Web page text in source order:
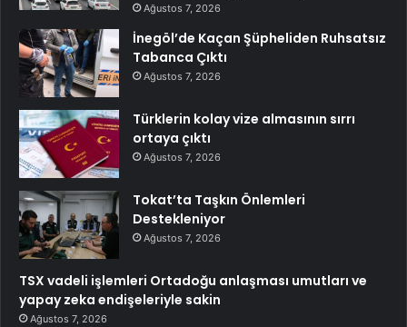
Ağustos 7, 2026
İnegöl’de Kaçan Şüpheliden Ruhsatsız
Tabanca Çıktı
Ağustos 7, 2026
Türklerin kolay vize almasının sırrı
ortaya çıktı
Ağustos 7, 2026
Tokat’ta Taşkın Önlemleri
Destekleniyor
Ağustos 7, 2026
TSX vadeli işlemleri Ortadoğu anlaşması umutları ve
yapay zeka endişeleriyle sakin
Ağustos 7, 2026